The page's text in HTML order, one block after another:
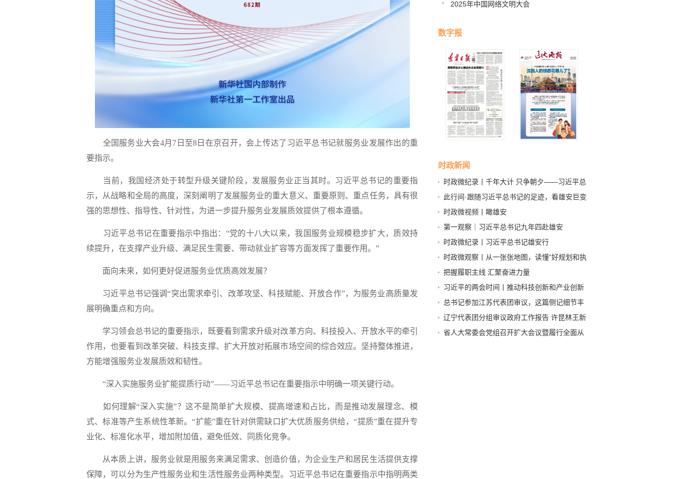
全国服务业大会4月7日至8日在京召开，会上传达了习近平总书记就服务业发展作出的重
要指示。
当前，我国经济处于转型升级关键阶段，发展服务业正当其时。习近平总书记的重要指
示，从战略和全局的高度，深刻阐明了发展服务业的重大意义、重要原则、重点任务，具有很
强的思想性、指导性、针对性，为进一步提升服务业发展质效提供了根本遵循。
习近平总书记在重要指示中指出：“党的十八大以来，我国服务业规模稳步扩大，质效持
续提升，在支撑产业升级、满足民生需要、带动就业扩容等方面发挥了重要作用。”
面向未来，如何更好促进服务业优质高效发展？
习近平总书记强调“突出需求牵引、改革攻坚、科技赋能、开放合作”，为服务业高质量发
展明确重点和方向。
学习领会总书记的重要指示，既要看到需求升级对改革方向、科技投入、开放水平的牵引
作用，也要看到改革突破、科技支撑、扩大开放对拓展市场空间的综合效应。坚持整体推进，
方能增强服务业发展质效和韧性。
“深入实施服务业扩能提质行动”——习近平总书记在重要指示中明确一项关键行动。
如何理解“深入实施”？这不是简单扩大规模、提高增速和占比，而是推动发展理念、模
式、标准等产生系统性革新。“扩能”重在针对供需缺口扩大优质服务供给，“提质”重在提升专
业化、标准化水平，增加附加值，避免低效、同质化竞争。
从本质上讲，服务业就是用服务来满足需求、创造价值，为企业生产和居民生活提供支撑
保障，可以分为生产性服务业和生活性服务业两种类型。习近平总书记在重要指示中指明两类
2025年中国网络文明大会
数字报
时政新闻
时政微纪录丨千年大计 只争朝夕——习近平总
书记赴河北雄安新区考察纪实
此行间·跟随习近平总书记的足迹，看雄安巨变
时政微视频丨瞰雄安
第一观察｜习近平总书记九年四赴雄安
时政微纪录丨习近平总书记雄安行
时政微观察丨从一张张地图，读懂“好规划和执
行力”
把握履职主线 汇聚奋进力量
习近平的两会时间丨推动科技创新和产业创新
深度融合
总书记参加江苏代表团审议，这篇侧记细节丰
富
辽宁代表团分组审议政府工作报告 许昆林王新
伟杨晓超郝鹏侯建国参加
省人大常委会党组召开扩大会议暨履行全面从